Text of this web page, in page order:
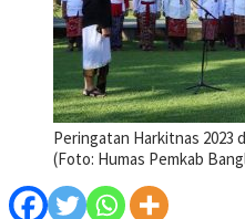
Peringatan Harkitnas 2023
(Foto: Humas Pemkab